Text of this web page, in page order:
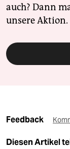
auch? Dann
unsere Aktion.
Feedback
Diesen Artikel